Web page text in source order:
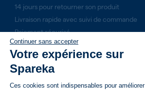
Continuer sans accepter
Votre expérience sur
Spareka
Ces cookies sont indispensables pour améliorer
14 jours pour retourner son produit
Livraison rapide avec suivi de commande
Paiement sécurisé